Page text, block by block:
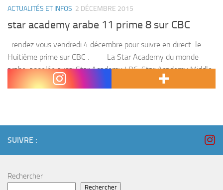
ACTUALITÉS ET INFOS 2 DÉCEMBRE 2015
star academy arabe 11 prime 8 sur CBC
rendez vous vendredi 4 décembre pour suivre en direct le
Huitième prime sur CBC . La Star Academy du monde
arabe, appelée aussi Star Academy LBC, Star Academy Middle
East, Star...
SUIVRE :
Rechercher
Rechercher